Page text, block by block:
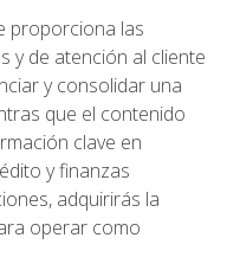
proporciona las
y de atención al cliente
y consolidar una
que el contenido
clave en
y finanzas
adquirirás la
operar como